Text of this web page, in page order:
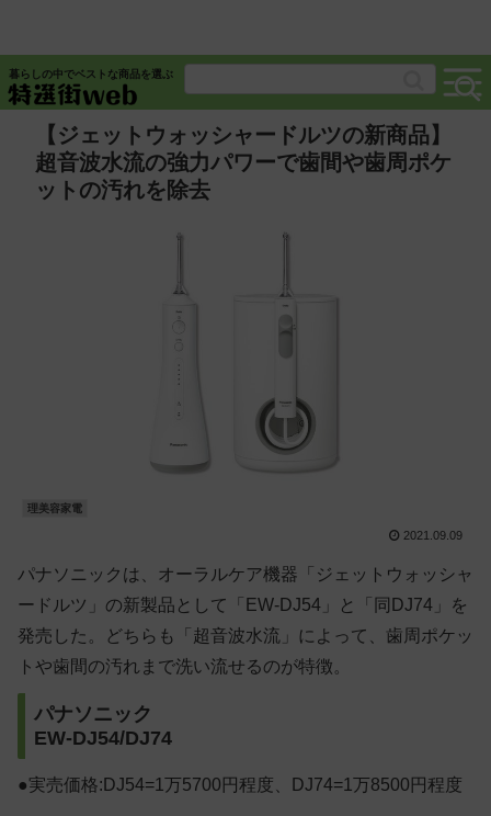
暮らしの中でベストな商品を選ぶ
【ジェットウォッシャードルツの新商品】
超音波水流の強力パワーで歯間や歯周ポケ
ットの汚れを除去
理美容家電
2021.09.09
パナソニックは、オーラルケア機器「ジェットウォッシャ
ードルツ」の新製品として「EW-DJ54」と「同DJ74」を
発売した。どちらも「超音波水流」によって、歯周ポケッ
トや歯間の汚れまで洗い流せるのが特徴。
パナソニック
EW-DJ54/DJ74
●実売価格:DJ54=1万5700円程度、DJ74=1万8500円程度